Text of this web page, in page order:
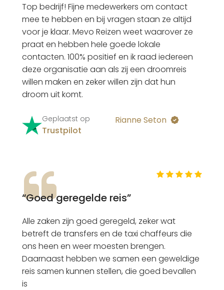
Top bedrijf! Fijne medewerkers om contact
mee te hebben en bij vragen staan ze altijd
voor je klaar. Mevo Reizen weet waarover ze
praat en hebben hele goede lokale
contacten. 100% positief en ik raad iedereen
deze organisatie aan als zij een droomreis
willen maken en zeker willen zijn dat hun
droom uit komt.
Geplaatst op
Trustpilot
Rianne Seton
“Goed geregelde reis”
Alle zaken zijn goed geregeld, zeker wat
betreft de transfers en de taxi chaffeurs die
ons heen en weer moesten brengen.
Daarnaast hebben we samen een geweldige
reis samen kunnen stellen, die goed bevallen
is